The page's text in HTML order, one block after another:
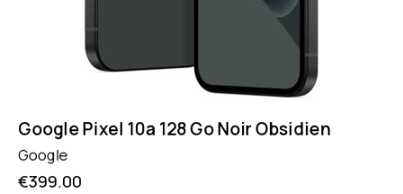
Google Pixel 10a 128 Go Noir Obsidien
Google
€399.00